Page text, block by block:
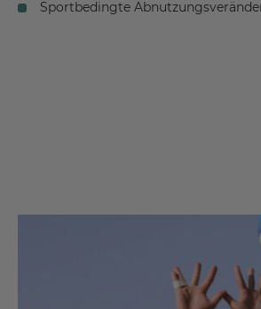
Sportbedingte